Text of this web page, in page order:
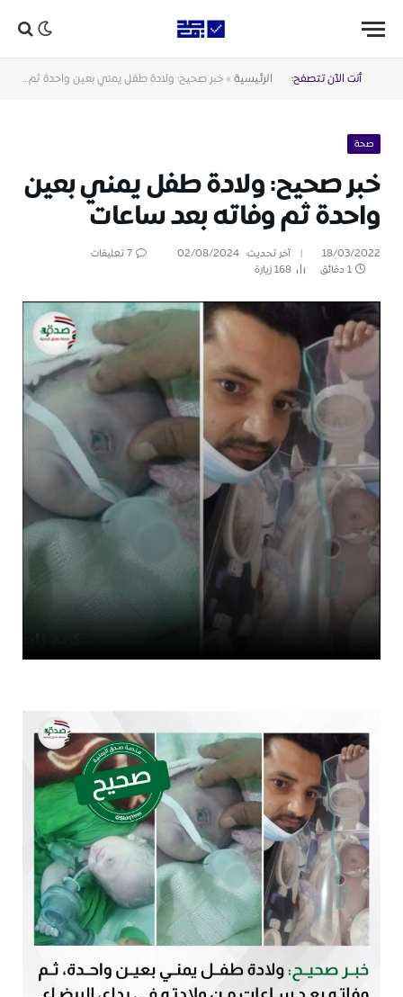
أنت الآن تتصفح: الرئيسية » خبر صحيح: ولادة طفل يمني بعين واحدة ثم وفاته بعد ساعات
صحة
خبر صحيح: ولادة طفل يمني بعين
واحدة ثم وفاته بعد ساعات
18/03/2022 آخر تحديث: 02/08/2024
7 تعليقات
1 دقائق
168زيارة